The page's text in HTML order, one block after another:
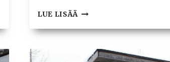
LUE LISÄÄ TESTI:
EKOAIR
PISTÄÄ